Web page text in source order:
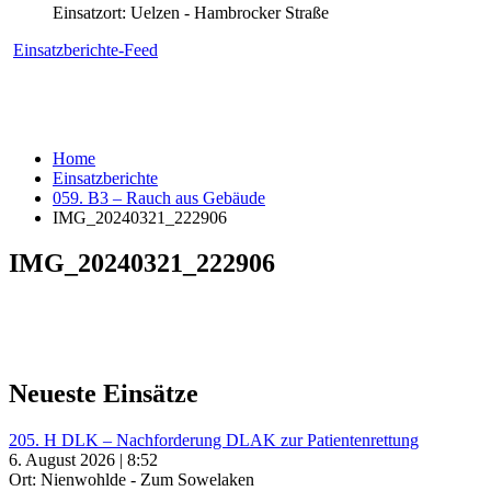
Einsatzort: Uelzen - Hambrocker Straße
Einsatzberichte-Feed
Home
Einsatzberichte
059. B3 – Rauch aus Gebäude
IMG_20240321_222906
IMG_20240321_222906
Neueste Einsätze
205. H DLK – Nachforderung DLAK zur Patientenrettung
6. August 2026 | 8:52
Ort: Nienwohlde - Zum Sowelaken